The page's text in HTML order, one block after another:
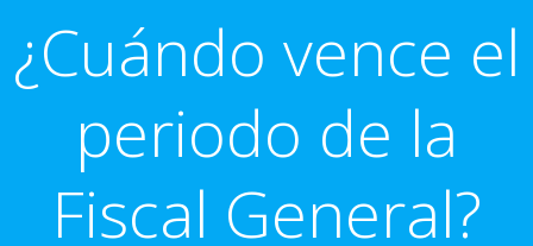
¿Cuándo vence el
periodo de la
Fiscal General?